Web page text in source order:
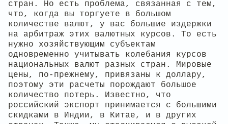
стран. Но есть проблема, связанная с тем,
что, когда вы торгуете в большом
количестве валют, у вас большие издержки
на арбитраж этих валютных курсов. То есть
нужно хозяйствующим субъектам
одновременно учитывать колебания курсов
национальных валют разных стран. Мировые
цены, по-прежнему, привязаны к доллару,
поэтому эти расчеты порождают большое
количество потерь. Известно, что
российский экспорт принимается с большими
скидками в Индии, в Китае, и в других